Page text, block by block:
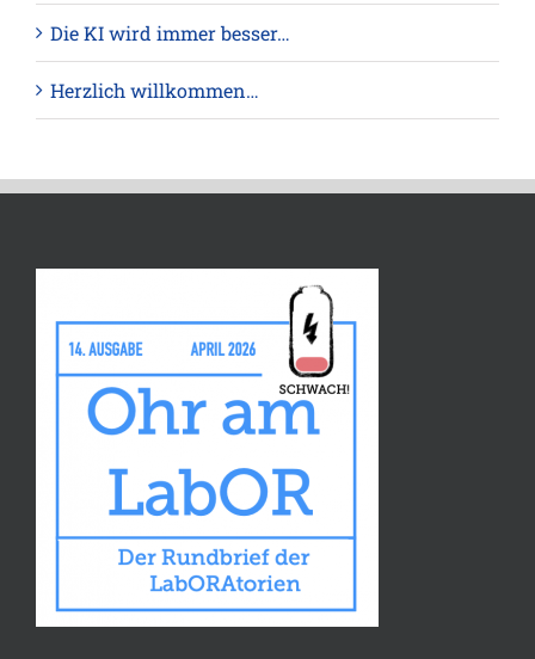
Die KI wird immer besser…
Herzlich willkommen…